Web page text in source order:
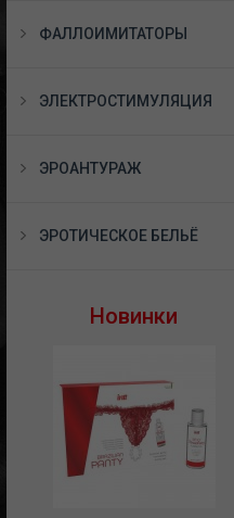
ФАЛЛОИМИТАТОРЫ
ЭЛЕКТРОСТИМУЛЯЦИЯ
ЭРОАНТУРАЖ
ЭРОТИЧЕСКОЕ БЕЛЬЁ
Новинки